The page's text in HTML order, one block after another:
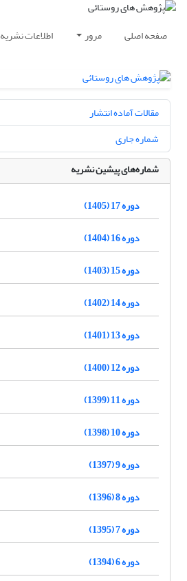
صفحه اصلی مرور اطلاعات نشریه
مقالات آماده انتشار
شماره جاری
شماره‌های پیشین نشریه
دوره 17 (1405)
دوره 16 (1404)
دوره 15 (1403)
دوره 14 (1402)
دوره 13 (1401)
دوره 12 (1400)
دوره 11 (1399)
دوره 10 (1398)
دوره 9 (1397)
دوره 8 (1396)
دوره 7 (1395)
دوره 6 (1394)